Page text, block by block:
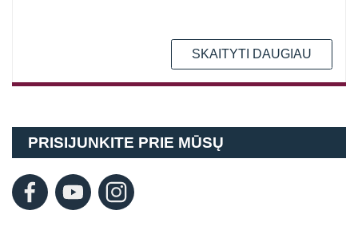
SKAITYTI DAUGIAU
PRISIJUNKITE PRIE MŪSŲ